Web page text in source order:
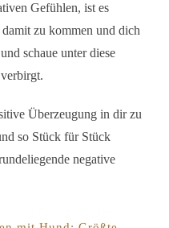
Gefühlen, ist es
zu kommen und dich
schaue unter diese
Überzeugung in dir zu
so Stück für Stück
negative